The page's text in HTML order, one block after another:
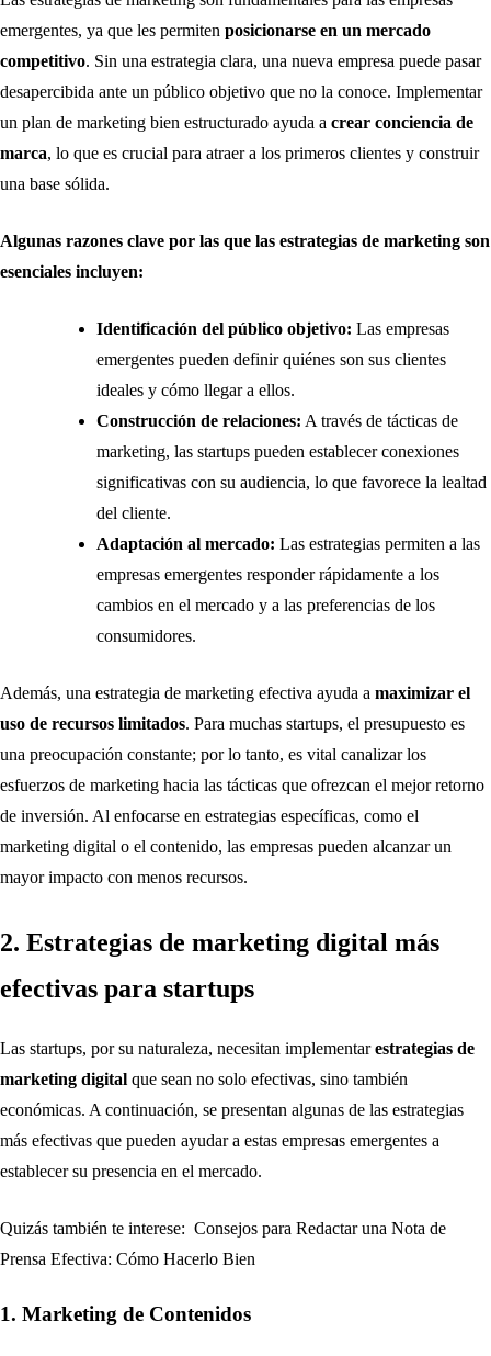
emergentes, ya que les permiten posicionarse en un mercado
competitivo. Sin una estrategia clara, una nueva empresa puede pasar
desapercibida ante un público objetivo que no la conoce. Implementar
un plan de marketing bien estructurado ayuda a crear conciencia de
marca, lo que es crucial para atraer a los primeros clientes y construir
una base sólida.
Algunas razones clave por las que las estrategias de marketing son
esenciales incluyen:
Identificación del público objetivo: Las empresas
emergentes pueden definir quiénes son sus clientes
ideales y cómo llegar a ellos.
Construcción de relaciones: A través de tácticas de
marketing, las startups pueden establecer conexiones
significativas con su audiencia, lo que favorece la lealtad
del cliente.
Adaptación al mercado: Las estrategias permiten a las
empresas emergentes responder rápidamente a los
cambios en el mercado y a las preferencias de los
consumidores.
Además, una estrategia de marketing efectiva ayuda a maximizar el
uso de recursos limitados. Para muchas startups, el presupuesto es
una preocupación constante; por lo tanto, es vital canalizar los
esfuerzos de marketing hacia las tácticas que ofrezcan el mejor retorno
de inversión. Al enfocarse en estrategias específicas, como el
marketing digital o el contenido, las empresas pueden alcanzar un
mayor impacto con menos recursos.
2. Estrategias de marketing digital más
efectivas para startups
Las startups, por su naturaleza, necesitan implementarestrategias de
marketing digital que sean no solo efectivas, sino también
económicas. A continuación, se presentan algunas de las estrategias
más efectivas que pueden ayudar a estas empresas emergentes a
establecer su presencia en el mercado.
Quizás también te interese: Consejos para Redactar una Nota de
Prensa Efectiva: Cómo Hacerlo Bien
1. Marketing de Contenidos